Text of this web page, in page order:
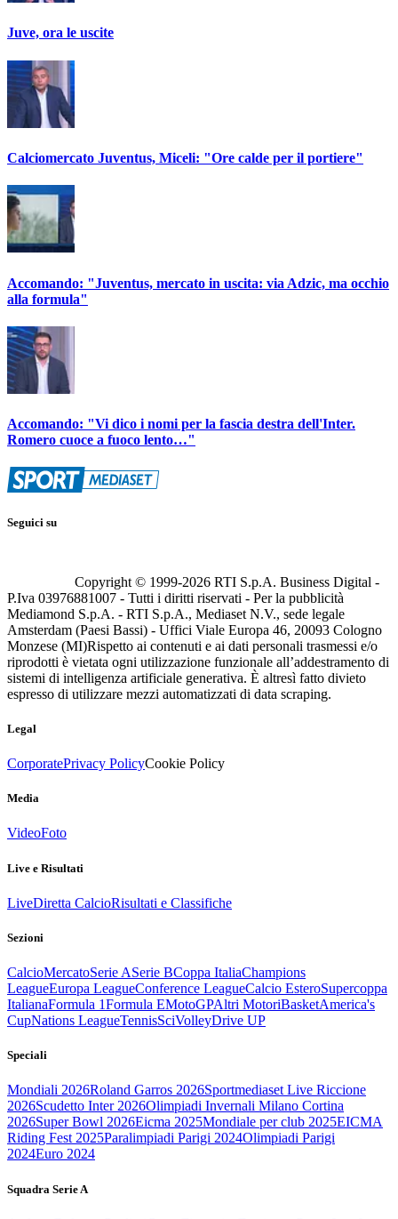
Juve, ora le uscite
Calciomercato Juventus, Miceli: "Ore calde per il portiere"
Accomando: "Juventus, mercato in uscita: via Adzic, ma occhio
alla formula"
Accomando: "Vi dico i nomi per la fascia destra dell'Inter.
Romero cuoce a fuoco lento…"
Seguici su
Copyright © 1999-2026 RTI S.p.A. Business Digital -
P.Iva 03976881007 - Tutti i diritti riservati - Per la pubblicità
Mediamond S.p.A. - RTI S.p.A., Mediaset N.V., sede legale
Amsterdam (Paesi Bassi) - Uffici Viale Europa 46, 20093 Cologno
Monzese (MI)Rispetto ai contenuti e ai dati personali trasmessi e/o
riprodotti è vietata ogni utilizzazione funzionale all’addestramento di
sistemi di intelligenza artificiale generativa. È altresì fatto divieto
espresso di utilizzare mezzi automatizzati di data scraping.
Legal
CorporatePrivacy PolicyCookie Policy
Media
VideoFoto
Live e Risultati
LiveDiretta CalcioRisultati e Classifiche
Sezioni
CalcioMercatoSerie ASerie BCoppa ItaliaChampions
LeagueEuropa LeagueConference LeagueCalcio EsteroSupercoppa
ItalianaFormula 1Formula EMotoGPAltri MotoriBasketAmerica's
CupNations LeagueTennisSciVolleyDrive UP
Speciali
Mondiali 2026Roland Garros 2026Sportmediaset Live Riccione
2026Scudetto Inter 2026Olimpiadi Invernali Milano Cortina
2026Super Bowl 2026Eicma 2025Mondiale per club 2025EICMA
Riding Fest 2025Paralimpiadi Parigi 2024Olimpiadi Parigi
2024Euro 2024
Squadra Serie A